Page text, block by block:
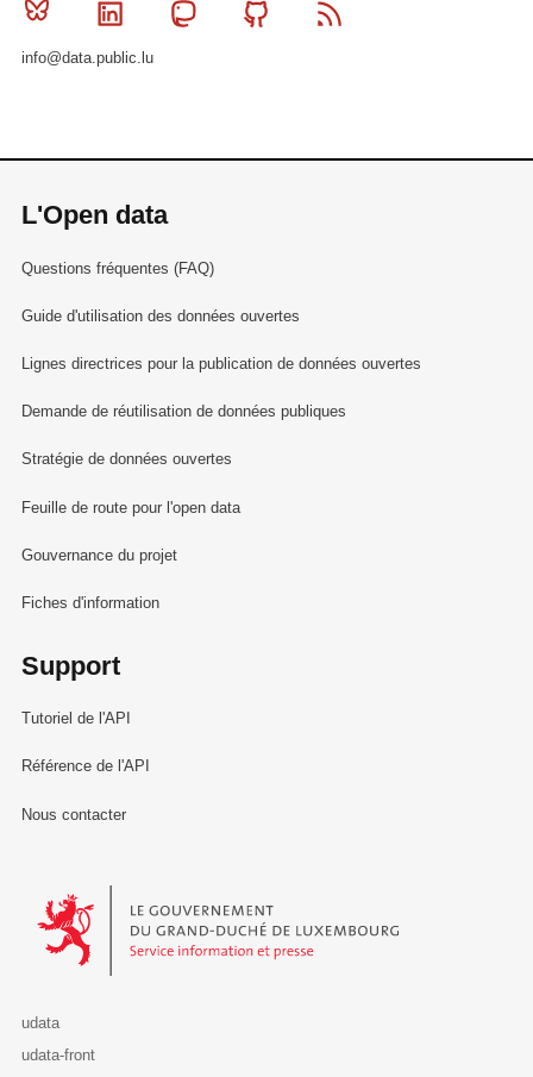
Bluesky Linkedin MastodonGithub
info@data.public.lu
L'Open data
Questions fréquentes (FAQ)
Guide d'utilisation des données ouvertes
Lignes directrices pour la publication de données ouvertes
Demande de réutilisation de données publiques
Stratégie de données ouvertes
Feuille de route pour l'open data
Gouvernance du projet
Fiches d'information
Support
Tutoriel de l'API
Référence de l'API
Nous contacter
Le Gouvernement du Grand-Duché de Luxembourg - Service
udata
udata-front